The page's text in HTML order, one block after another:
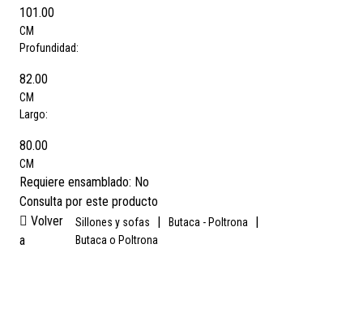
101.00
CM
Profundidad:
82.00
CM
Largo:
80.00
CM
Requiere ensamblado: No
Consulta por este producto
Volver
a
Sillones y sofas | Butaca - Poltrona |
Butaca o Poltrona